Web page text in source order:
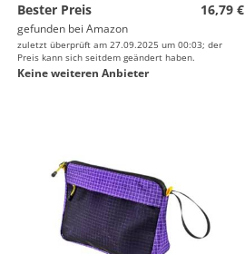
Bester Preis
16,79 €
gefunden bei Amazon
zuletzt überprüft am 27.09.2025 um 00:03; der
Preis kann sich seitdem geändert haben.
Keine weiteren Anbieter